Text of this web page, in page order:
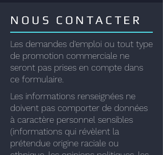
NOUS CONTACTER
Les demandes d'emploi ou tout type
de promotion commerciale ne
seront pas prises en compte dans
ce formulaire.
Les informations renseignées ne
doivent pas comporter de données
à caractère personnel sensibles
(informations qui révèlent la
prétendue origine raciale ou